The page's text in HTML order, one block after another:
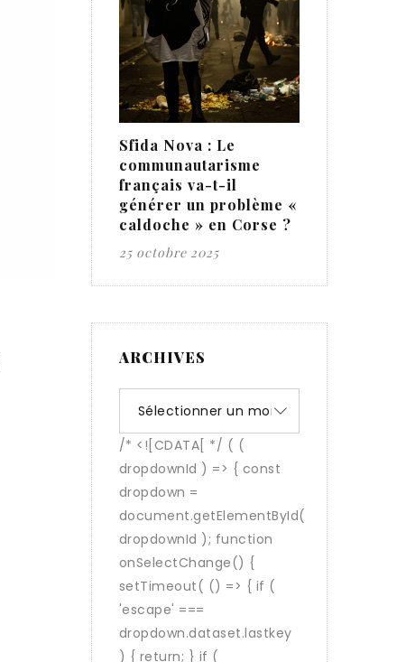
Sfida Nova : Le
communautarisme
français va-t-il
générer un problème «
caldoche » en Corse ?
25 octobre 2025
ARCHIVES